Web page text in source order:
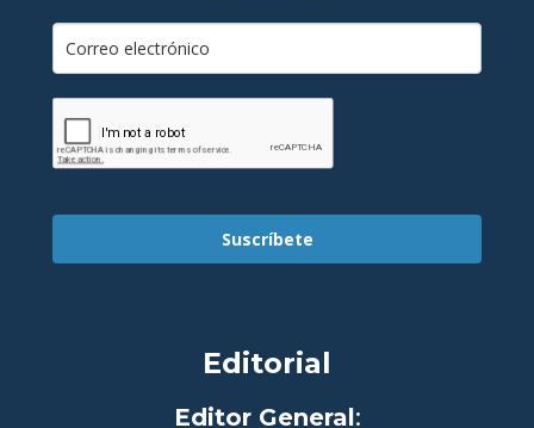
Suscríbete
Editorial
Editor General: